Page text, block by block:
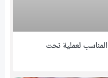
ما هو مؤشر كتلة الجسم((BMI المناسب لعملية نحت